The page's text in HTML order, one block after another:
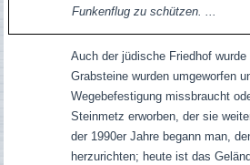
Funkenflug zu schützen. ...
Auch der jüdische Friedhof
Grabsteine wurden umgeworfen
Wegebefestigung missbraucht
Steinmetz erworben, der sie
der 1990er Jahre begann man,
herzurichten; heute ist das